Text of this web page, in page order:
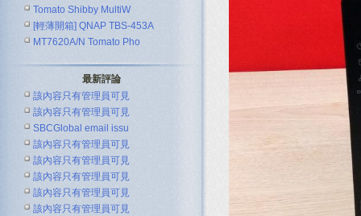
Tomato Shibby MultiW
[輕薄開箱] QNAP TBS-453A
MT7620A/N Tomato Pho
最新評論
該內容只有管理員可見
該內容只有管理員可見
SBCGlobal email issu
該內容只有管理員可見
該內容只有管理員可見
該內容只有管理員可見
該內容只有管理員可見
該內容只有管理員可見